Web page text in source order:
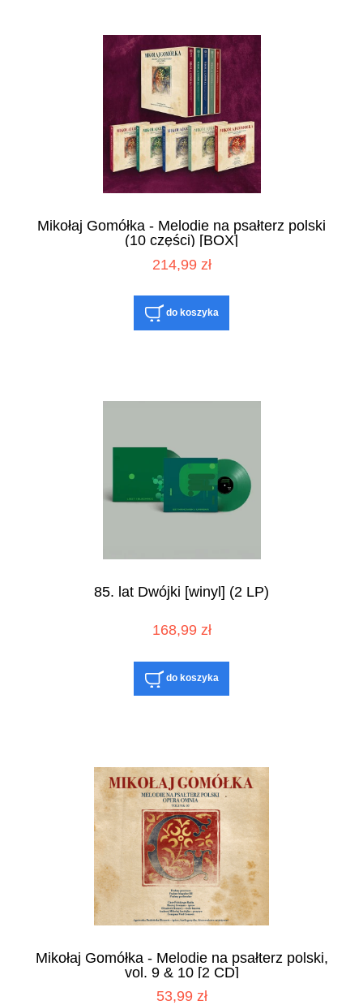
Mikołaj Gomółka - Melodie na psałterz polski
(10 części) [BOX]
214,99 zł
do koszyka
85. lat Dwójki [winyl] (2 LP)
168,99 zł
do koszyka
Mikołaj Gomółka - Melodie na psałterz polski,
vol. 9 & 10 [2 CD]
53,99 zł